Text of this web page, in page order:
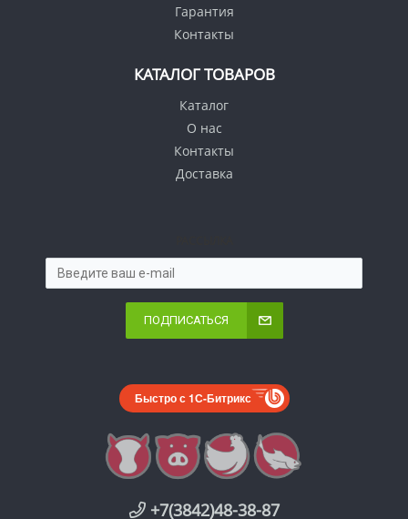
Гарантия
Контакты
КАТАЛОГ ТОВАРОВ
Каталог
О нас
Контакты
Доставка
ПОДПИСАТЬСЯ
Быстро с 1С-Битрикс
+7(3842)48-38-87